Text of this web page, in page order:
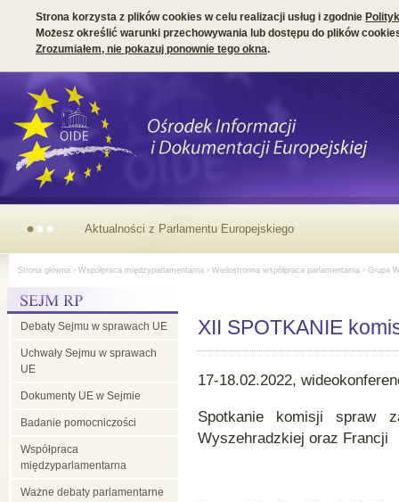
Strona korzysta z plików cookies w celu realizacji usług i zgodnie
Możesz określić warunki przechowywania lub dostępu do plików
Zrozumiałem, nie pokazuj ponownie tego okna.
Aktualności z Parlamentu Europejskiego
Strona główna > Współpraca międzyparlamentarna > Wielostronna współpraca parlamentarna > Grupa
Debaty Sejmu w sprawach UE
Uchwały Sejmu w sprawach
UE
Dokumenty UE w Sejmie
Badanie pomocniczości
Współpraca
międzyparlamentarna
Ważne debaty parlamentarne
XII SPOTKANIE
17-18.02.2022,
Spotkanie komisji spraw
Wyszehradzkiej oraz Francji